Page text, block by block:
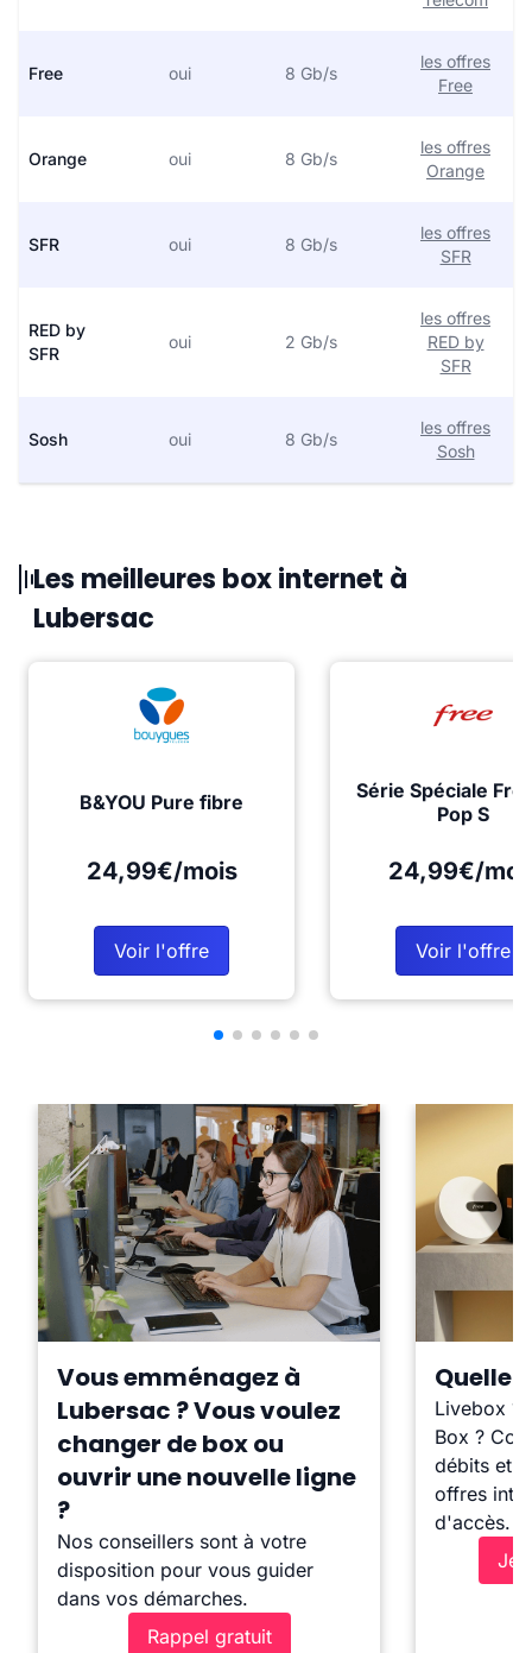
Free oui 8 Gb/s
les offres
Free
Orange oui 8 Gb/s
les offres
Orange
SFR oui 8 Gb/s
les offres
SFR
RED by
SFR
oui 2 Gb/s
les offres
RED by
SFR
Sosh oui 8 Gb/s
les offres
Sosh
Les meilleures box internet à
Lubersac
B&YOU Pure fibre
24,99€/mois
Voir l'offre
Série Spéciale
Pop S
24,99€/
Voir l'offre
Vous emménagez à
Lubersac ? Vous voulez
changer de box ou
ouvrir une nouvelle ligne
?
Nos conseillers sont à votre
disposition pour vous guider
dans vos démarches.
Rappel gratuit
Quelle
Livebox ?
Box ?
débits et
offres
d'accès.
Je